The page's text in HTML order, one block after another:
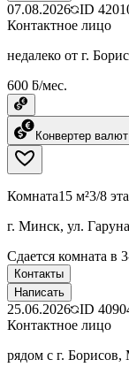
07.08.2026 ID
Контактное лицо
недалеко от г.
600 ƃ/мес.
Конвертер валют
Комната15 м²3/8
г. Минск, ул.
Сдается комната в
Контакты
Написать
25.06.2026 ID
Контактное лицо
рядом с г. Борисов,